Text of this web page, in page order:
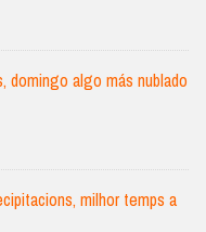
domingo algo más nublado
milhor temps a